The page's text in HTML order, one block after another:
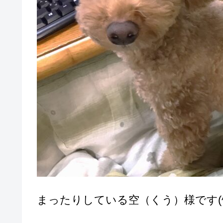
まったりしている空（くう）様です